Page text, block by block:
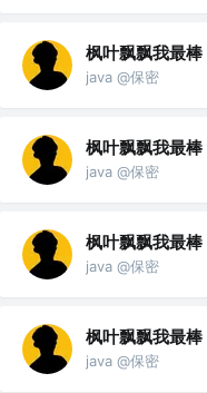
枫叶飘飘我最棒
java @保密
枫叶飘飘我最棒
java @保密
枫叶飘飘我最棒
java @保密
枫叶飘飘我最棒
java @保密